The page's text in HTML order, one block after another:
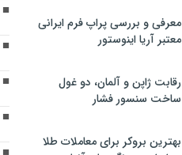
معرفی و بررسی پراپ فرم ایرانی
معتبر آریا اینوستور
رقابت ژاپن و آلمان، دو غول
ساخت سنسور فشار
بهترین بروکر برای معاملات طلا